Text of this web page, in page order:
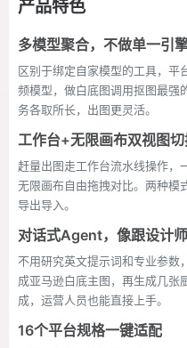
产品特色
多模型聚合，不做单一引
区别于绑定自家模型的工具，平
频模型，做白底图调用抠图最强
务各取所长，出图更灵活。
工作台+无限画布双视图
赶量出图走工作台流水线操作，
无限画布自由拖拽对比。两种模
导出导入。
对话式Agent，像跟设计
不用研究英文提示词和专业参数
成亚马逊白底主图，再生成几张
成，运营人员也能直接上手。
16个平台规格一键适配